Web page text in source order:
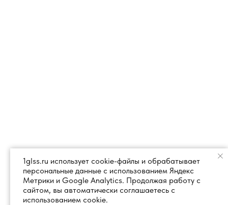
1glss.ru использует cookie-файлы и обрабатывает
персональные данные с использованием Яндекс
Метрики и Google Analytics. Продолжая работу с
сайтом, вы автоматически соглашаетесь с
использованием cookie.